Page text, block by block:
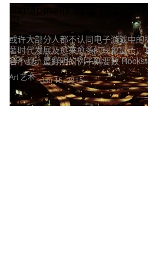
Art 艺术
Illsnapmatix 分享 Grand
景
或许大部分人都不认同电子游戏中
著时代发展及愈来愈多的现象显示
容小觑。最鲜明的例子则要数
Jan 15, 2015